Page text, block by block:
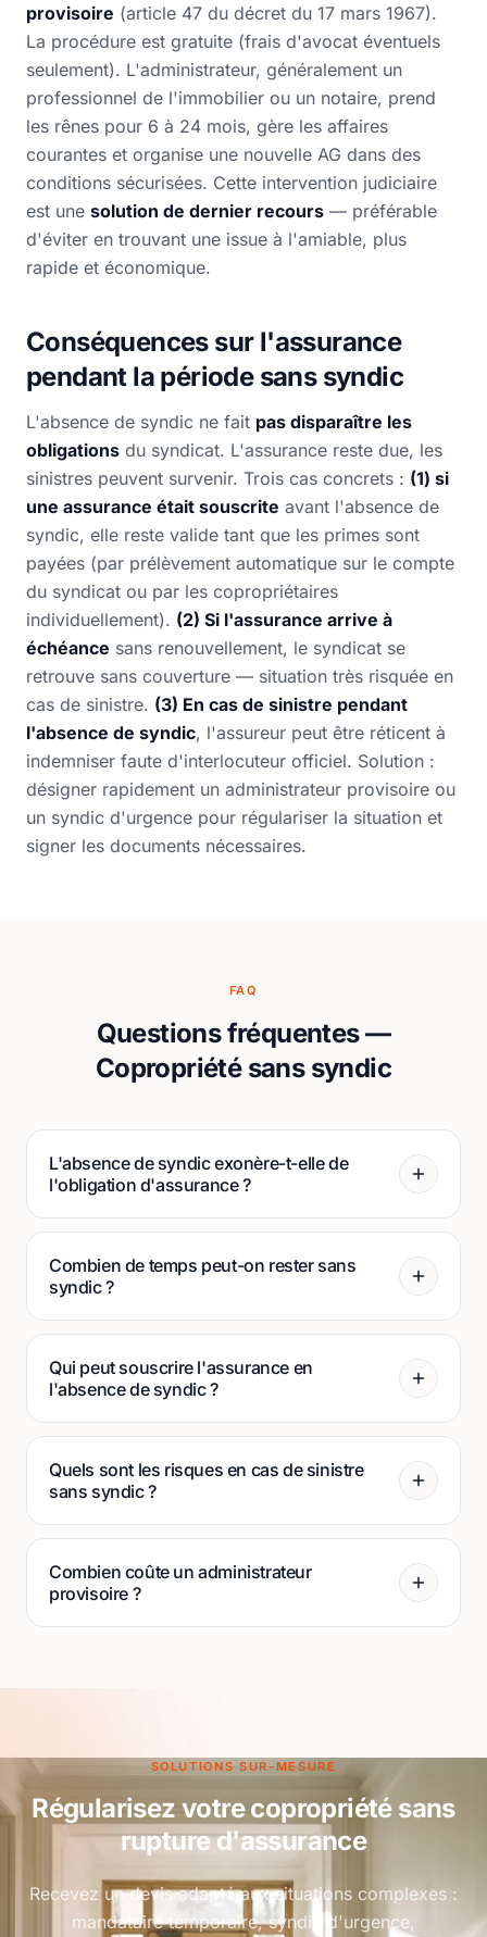
provisoire (article 47 du décret du 17 mars 1967).
La procédure est gratuite (frais d'avocat éventuels
seulement). L'administrateur, généralement un
professionnel de l'immobilier ou un notaire, prend
les rênes pour 6 à 24 mois, gère les affaires
courantes et organise une nouvelle AG dans des
conditions sécurisées. Cette intervention judiciaire
est une solution de dernier recours — préférable
d'éviter en trouvant une issue à l'amiable, plus
rapide et économique.
Conséquences sur l'assurance
pendant la période sans syndic
L'absence de syndic ne fait pas disparaître les
obligations du syndicat. L'assurance reste due, les
sinistres peuvent survenir. Trois cas concrets : (1) si
une assurance était souscrite avant l'absence de
syndic, elle reste valide tant que les primes sont
payées (par prélèvement automatique sur le compte
du syndicat ou par les copropriétaires
individuellement). (2) Si l'assurance arrive à
échéance sans renouvellement, le syndicat se
retrouve sans couverture — situation très risquée en
cas de sinistre. (3) En cas de sinistre pendant
l'absence de syndic, l'assureur peut être réticent à
indemniser faute d'interlocuteur officiel. Solution :
désigner rapidement un administrateur provisoire ou
un syndic d'urgence pour régulariser la situation et
signer les documents nécessaires.
FAQ
Questions fréquentes —
Copropriété sans syndic
L'absence de syndic exonère-t-elle de
l'obligation d'assurance ?
Combien de temps peut-on rester sans
syndic ?
Qui peut souscrire l'assurance en
l'absence de syndic ?
Quels sont les risques en cas de sinistre
sans syndic ?
Combien coûte un administrateur
provisoire ?
SOLUTIONS SUR-MESURE
Régularisez votre copropriété sans
rupture d'assurance
Recevez un devis adapté aux situations complexes :
mandataire temporaire, syndic d'urgence,